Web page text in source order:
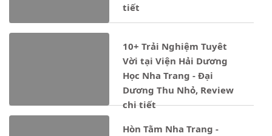
tiết
10+ Trải Nghiệm Tuyêt
Vời tại Viện Hải Dương
Học Nha Trang - Đại
Dương Thu Nhỏ, Review
chi tiết
Hòn Tằm Nha Trang -